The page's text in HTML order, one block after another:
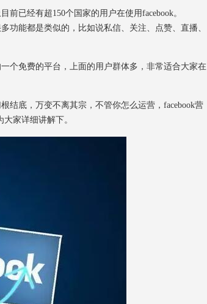
已经有超150个国家的用户在使用facebook。
功能都是类似的，比如说私信、关注、点赞、直播、
免费的平台，上面的用户群体多，非常适合大家在
底，万变不离其宗，不管你怎么运营，facebook营
家详细讲解下。